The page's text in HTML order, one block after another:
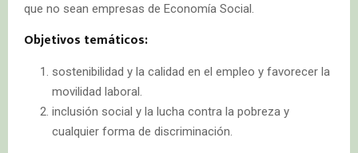
que no sean empresas de Economía Social.
Objetivos temáticos:
sostenibilidad y la calidad en el empleo y favorecer la
movilidad laboral.
inclusión social y la lucha contra la pobreza y
cualquier forma de discriminación.